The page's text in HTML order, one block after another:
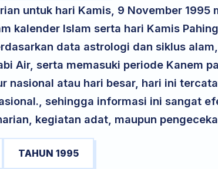
untuk hari Kamis, 9 November 1995
kalender Islam serta hari Kamis
data astrologi dan siklus
Air, serta memasuki periode Kanem
nasional atau hari besar, hari ini
sehingga informasi ini sangat
kegiatan adat, maupun
TAHUN 1995